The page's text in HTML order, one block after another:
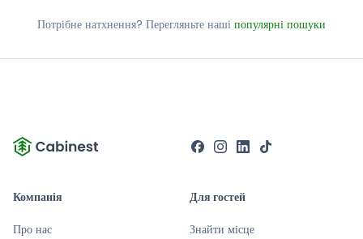
Потрібне натхнення? Перегляньте наші популярні пошуки
Компанія
Про нас
Для гостей
Знайти місце